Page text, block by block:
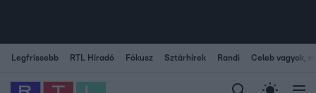
Legfrissebb RTL Híradó Fókusz Sztárhírek Randi Celeb vagyok,